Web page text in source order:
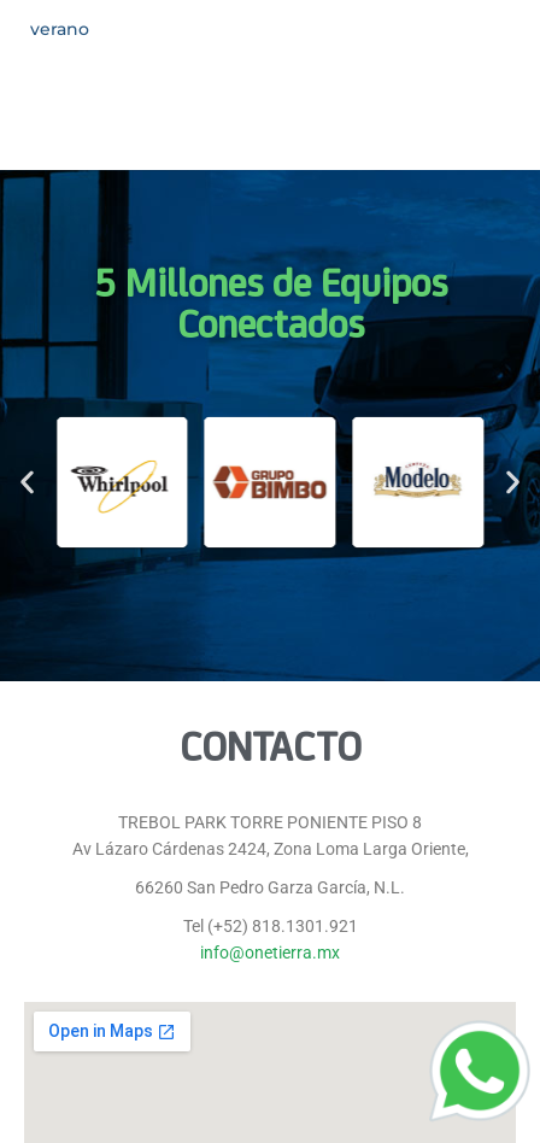
verano
5 Millones de Equipos
Conectados
CONTACTO
TREBOL PARK TORRE PONIENTE PISO 8
Av Lázaro Cárdenas 2424, Zona Loma Larga Oriente,
66260 San Pedro Garza García, N.L.
Tel (+52) 818.1301.921
info@onetierra.mx